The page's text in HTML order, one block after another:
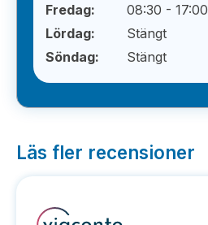
Fredag:
08:30 - 17:00
Lördag:
Stängt
Söndag:
Stängt
Läs fler recensioner